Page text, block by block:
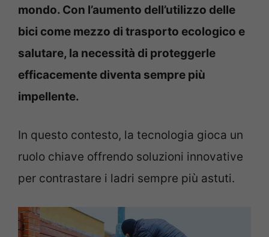
mondo. Con l’aumento dell’utilizzo delle
bici come mezzo di trasporto ecologico e
salutare, la necessità di proteggerle
efficacemente diventa sempre più
impellente.
In questo contesto, la tecnologia gioca un
ruolo chiave offrendo soluzioni innovative
per contrastare i ladri sempre più astuti.